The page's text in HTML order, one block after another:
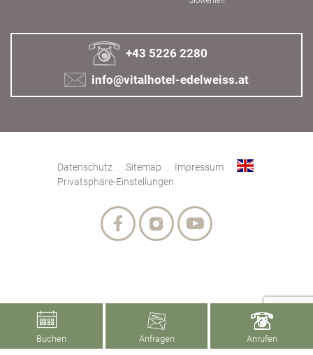
+43 5226 2280
info@vitalhotel-edelweiss.at
Datenschutz Sitemap
Impressum
Privatsphäre-Einstellungen
Buchen Anfragen Anrufen